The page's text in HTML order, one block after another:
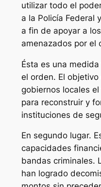
utilizar todo el
a la Policía Federal
a fin de apoyar a
amenazados por el
Ésta es una
el orden. El
gobiernos locales
para reconstruir y
instituciones de
En segundo lugar.
capacidades
bandas criminales.
han logrado